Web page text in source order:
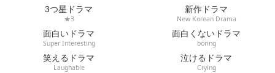
3つ星ドラマ
★3
新作ドラマ
New Korean Drama
面白いドラマ
Super Interesting
面白くないドラマ
boring
笑えるドラマ
Laughable
泣けるドラマ
Crying